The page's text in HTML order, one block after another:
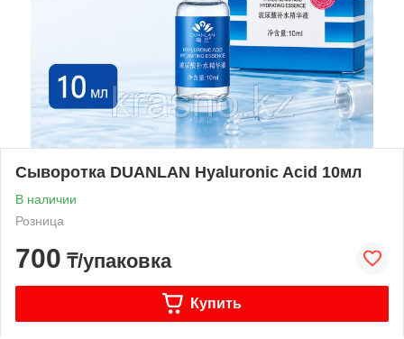
Сыворотка DUANLAN Hyaluronic Acid 10мл
В наличии
Розница
700 ₸/упаковка
Купить